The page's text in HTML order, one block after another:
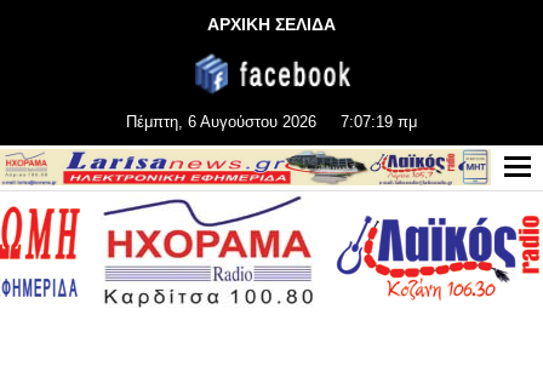
ΑΡΧΙΚΗ ΣΕΛΙΔΑ
Πέμπτη, 6 Αυγούστου 2026 7:07:21 πμ